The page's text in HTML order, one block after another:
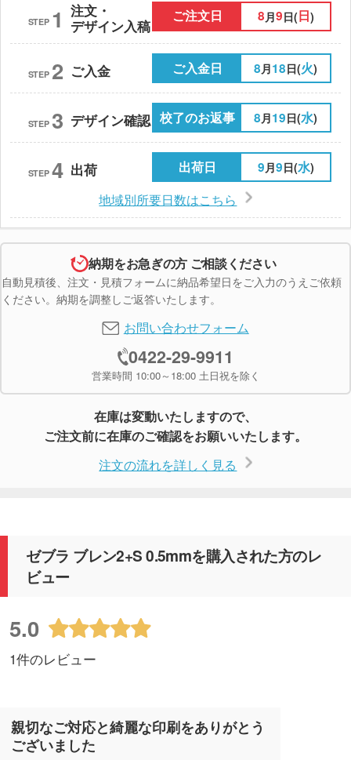
STEP 1 注文・
デザイン入稿
ご注文日 8 月9日(日)
STEP 2 ご入金 ご入金日 8月18日(火)
STEP 3 デザイン確認 校了のお返事 8月19日(水)
STEP 4 出荷 出荷日 9月9日(水)
地域別所要日数はこちら
納期をお急ぎの方 ご相談ください
自動見積後、注文・見積フォームに納品希望日をご入力のうえご依頼
ください。納期を調整しご返答いたします。
お問い合わせフォーム
0422-29-9911
営業時間 10:00～18:00 土日祝を除く
在庫は変動いたしますので、
ご注文前に在庫のご確認をお願いいたします。
注文の流れを詳しく見る
ゼブラ ブレン2+S 0.5mmを購入された方のレ
ビュー
5.0
1件のレビュー
親切なご対応と綺麗な印刷をありがとう
ございました